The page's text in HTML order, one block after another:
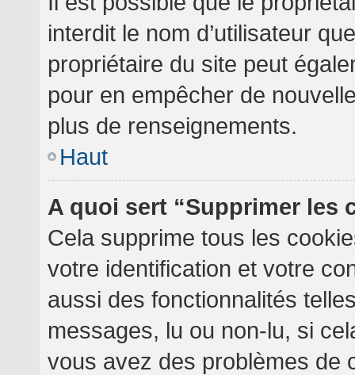
interdit le nom d’utilisateur
propriétaire du site peut
pour en empêcher de
plus de renseignements.
Haut
A quoi sert “Supprimer les
Cela supprime tous les
votre identification et votre
aussi des fonctionnalités
messages, lu ou non-lu, si
vous avez des problèmes de